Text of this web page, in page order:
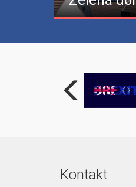
Kontakt